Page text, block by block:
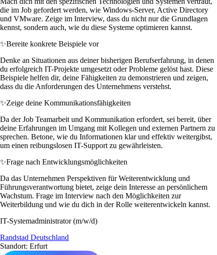
die im Job gefordert werden, wie Windows-Server, Active Directory
und VMware. Zeige im Interview, dass du nicht nur die Grundlagen
kennst, sondern auch, wie du diese Systeme optimieren kannst.
✨Bereite konkrete Beispiele vor
Denke an Situationen aus deiner bisherigen Berufserfahrung, in denen
du erfolgreich IT-Projekte umgesetzt oder Probleme gelöst hast. Diese
Beispiele helfen dir, deine Fähigkeiten zu demonstrieren und zeigen,
dass du die Anforderungen des Unternehmens verstehst.
✨Zeige deine Kommunikationsfähigkeiten
Da der Job Teamarbeit und Kommunikation erfordert, sei bereit, über
deine Erfahrungen im Umgang mit Kollegen und externen Partnern zu
sprechen. Betone, wie du Informationen klar und effektiv weitergibst,
um einen reibungslosen IT-Support zu gewährleisten.
✨Frage nach Entwicklungsmöglichkeiten
Da das Unternehmen Perspektiven für Weiterentwicklung und
Führungsverantwortung bietet, zeige dein Interesse an persönlichem
Wachstum. Frage im Interview nach den Möglichkeiten zur
Weiterbildung und wie du dich in der Rolle weiterentwickeln kannst.
IT-Systemadministrator (m/w/d)
Randstad Deutschland
Standort: Erfurt